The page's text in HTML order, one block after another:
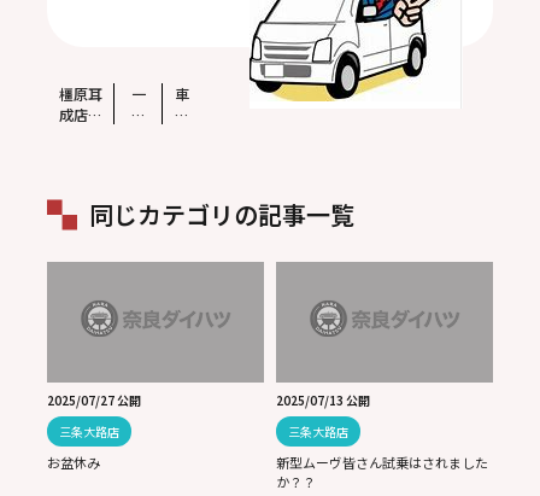
橿原耳
成店サ
ックの
定休日
のとあ
る１
一
覧
車
の
で
ま
同じカテゴリの記事一覧
2025/07/27 公開
三条大路店
お盆休み
2025/07/13 公開
三条大路店
新型ムーヴ皆さん試乗はされました
か？？